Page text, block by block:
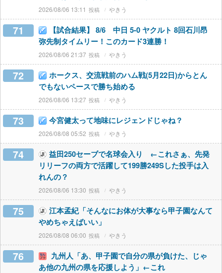
2026/08/06 13:11 やきう
71
【試合結果】 8/6 中日 5-0 ヤクルト 8回石川昂
弥先制タイムリー！このカード3連勝！
2026/08/06 21:37 やきう
72
ホークス、交流戦前のハム戦(5月22日)からとん
でもないペースで勝ち始める
2026/08/06 13:27 やきう
73 今宮健太って地味にレジェンドじゃね？
2026/08/08 05:52 やきう
74
益田250セーブで名球会入り ←これさぁ、先発
リリーフの両方で活躍して199勝249Sした投手は入
れんの？
2026/08/06 13:30 やきう
75
江本孟紀「そんなにお体が大事なら甲子園なんて
やめちゃえばいい」
2026/08/08 06:00 やきう
76
九州人「あ、甲子園で自分の県が負けた、じゃ
あ他の九州の県を応援しよう」←これ